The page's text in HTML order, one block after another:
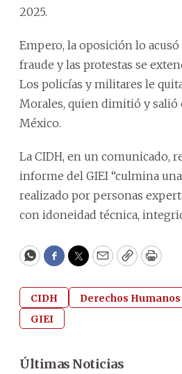
2025.
Empero, la oposición lo
fraude y las protestas se
Los policías y militares le
Morales, quien dimitió y salió
México.
La CIDH, en un comunicado,
informe del GIEI “culmina
realizado por personas
con idoneidad técnica,
WhatsApp
Facebook
Twitter
EmailCopyPrint
CIDH Derechos Humanos
GIEI
Últimas Noticias